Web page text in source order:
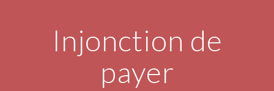
Injonction de
payer